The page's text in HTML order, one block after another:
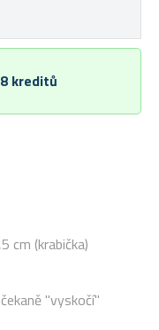
cm (krabička)
"vyskočí"
8 kreditů